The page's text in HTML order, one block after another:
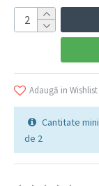
Adaugă in Wishlist
Cantitate
de 2